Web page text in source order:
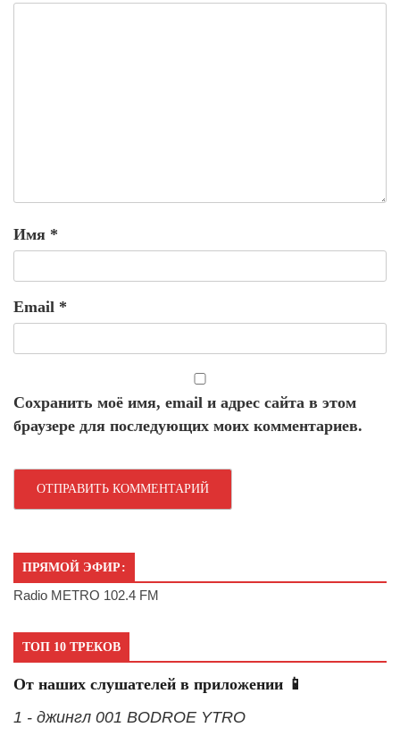
Имя *
Email *
Сохранить моё имя, email и адрес сайта в этом
браузере для последующих моих комментариев.
ПРЯМОЙ ЭФИР:
Radio METRO 102.4 FM
ТОП 10 ТРЕКОВ
От наших слушателей в приложении 📱
1 - джингл 001 BODROE YTRO